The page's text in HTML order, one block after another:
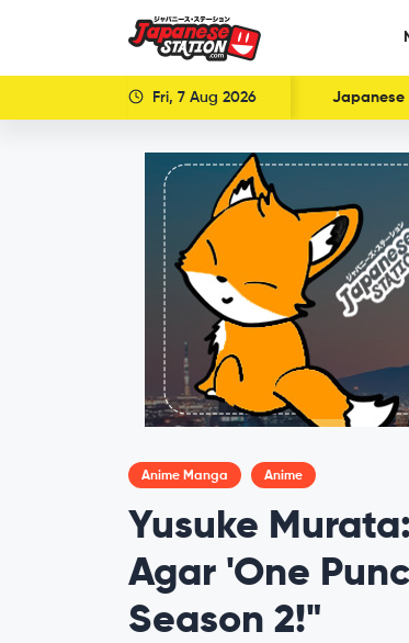
Fri, 7 Aug 2026 Japanese
Anime Manga Anime
Yusuke
Agar 'One
Season 2!"